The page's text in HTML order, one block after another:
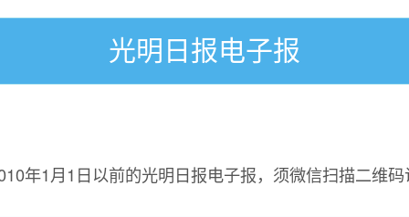
光明日报电子报
年1月1日以前的光明日报电子报，须微信扫描二维